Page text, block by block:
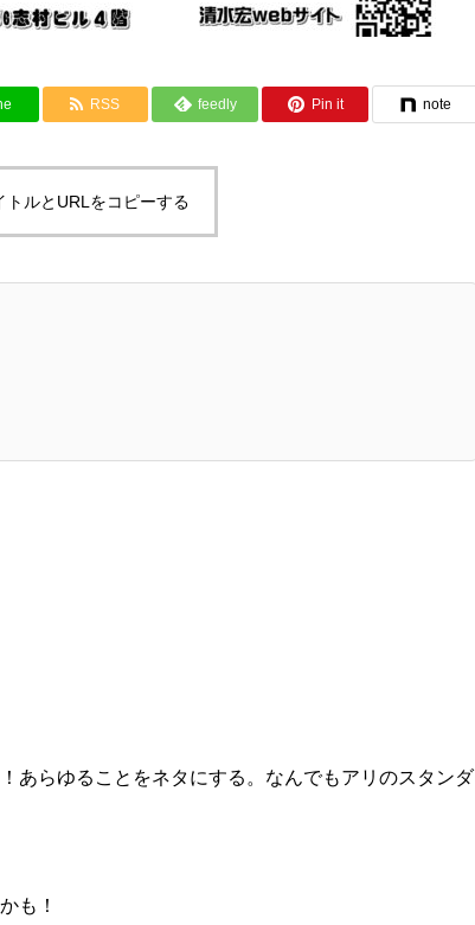
RSS feedly Pin it note
トルとURLをコピーする
あらゆることをネタにする。なんでもアリのスタンダ
も！